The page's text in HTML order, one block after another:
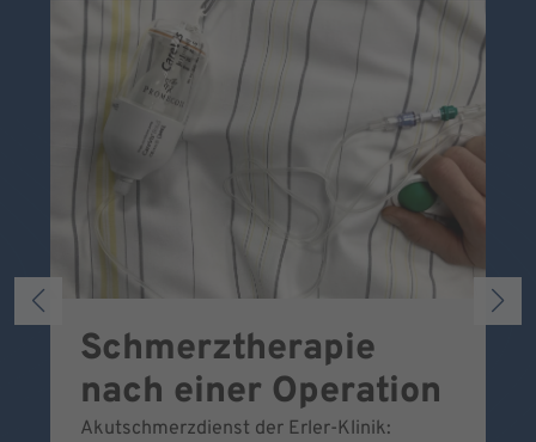
Schmerztherapie
nach einer Operation
Akutschmerzdienst der Erler-Klinik: